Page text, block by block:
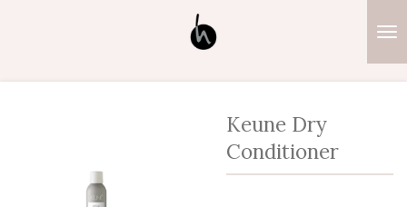
Keune Dry
Conditioner